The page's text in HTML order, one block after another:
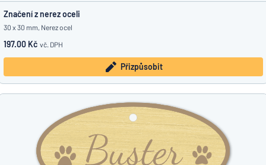
Značení z nerez oceli
30 x 30 mm, Nerez ocel
197.00 Kč vč. DPH
Přizpůsobit